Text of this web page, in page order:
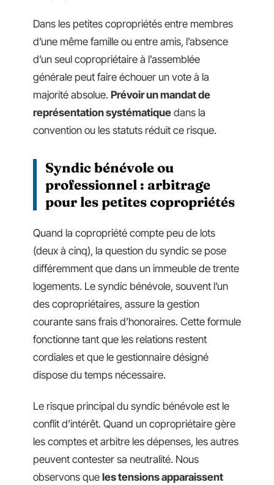
Dans les petites copropriétés entre membres
d’une même famille ou entre amis, l’absence
d’un seul copropriétaire à l’assemblée
générale peut faire échouer un vote à la
majorité absolue. Prévoir un mandat de
représentation systématique dans la
convention ou les statuts réduit ce risque.
Syndic bénévole ou
professionnel : arbitrage
pour les petites copropriétés
Quand la copropriété compte peu de lots
(deux à cinq), la question du syndic se pose
différemment que dans un immeuble de trente
logements. Le syndic bénévole, souvent l’un
des copropriétaires, assure la gestion
courante sans frais d’honoraires. Cette formule
fonctionne tant que les relations restent
cordiales et que le gestionnaire désigné
dispose du temps nécessaire.
Le risque principal du syndic bénévole est le
conflit d’intérêt. Quand un copropriétaire gère
les comptes et arbitre les dépenses, les autres
peuvent contester sa neutralité. Nous
observons que les tensions apparaissent